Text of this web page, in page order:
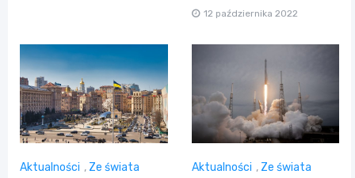
12 października 2022
Aktualności , Ze świata Aktualności , Ze świata